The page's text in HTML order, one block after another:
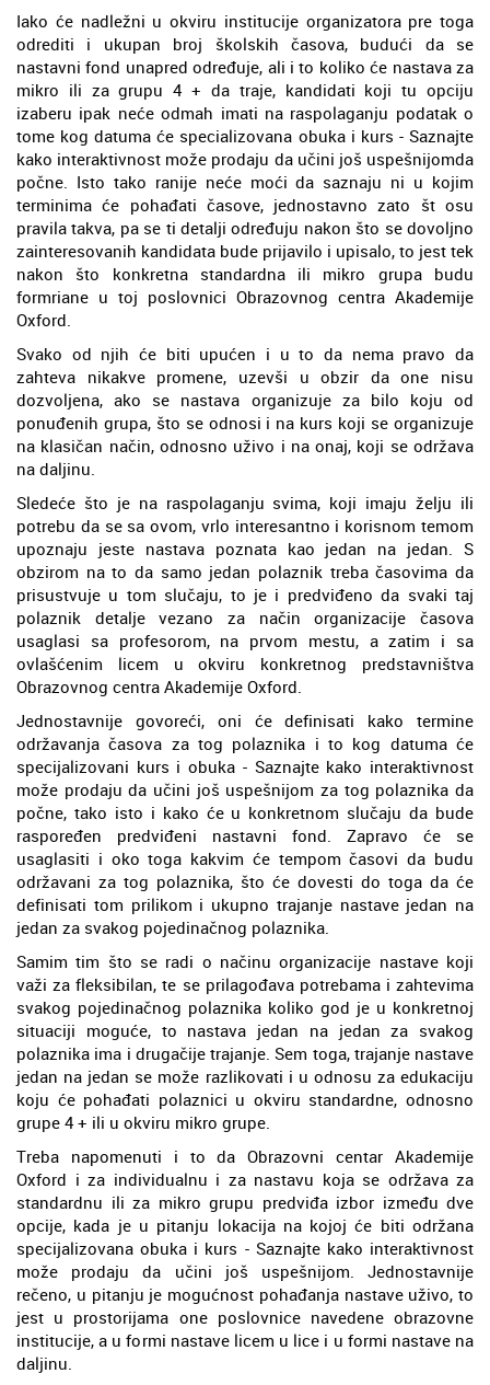
Iako će nadležni u okviru institucije organizatora pre toga
odrediti i ukupan broj školskih časova, budući da se
nastavni fond unapred određuje, ali i to koliko će nastava za
mikro ili za grupu 4 + da traje, kandidati koji tu opciju
izaberu ipak neće odmah imati na raspolaganju podatak o
tome kog datuma će specializovana obuka i kurs - Saznajte
kako interaktivnost može prodaju da učini još uspešnijomda
počne. Isto tako ranije neće moći da saznaju ni u kojim
terminima će pohađati časove, jednostavno zato št osu
pravila takva, pa se ti detalji određuju nakon što se dovoljno
zainteresovanih kandidata bude prijavilo i upisalo, to jest tek
nakon što konkretna standardna ili mikro grupa budu
formriane u toj poslovnici Obrazovnog centra Akademije
Oxford.
Svako od njih će biti upućen i u to da nema pravo da
zahteva nikakve promene, uzevši u obzir da one nisu
dozvoljena, ako se nastava organizuje za bilo koju od
ponuđenih grupa, što se odnosi i na kurs koji se organizuje
na klasičan način, odnosno uživo i na onaj, koji se održava
na daljinu.
Sledeće što je na raspolaganju svima, koji imaju želju ili
potrebu da se sa ovom, vrlo interesantno i korisnom temom
upoznaju jeste nastava poznata kao jedan na jedan. S
obzirom na to da samo jedan polaznik treba časovima da
prisustvuje u tom slučaju, to je i predviđeno da svaki taj
polaznik detalje vezano za način organizacije časova
usaglasi sa profesorom, na prvom mestu, a zatim i sa
ovlašćenim licem u okviru konkretnog predstavništva
Obrazovnog centra Akademije Oxford.
Jednostavnije govoreći, oni će definisati kako termine
održavanja časova za tog polaznika i to kog datuma će
specijalizovani kurs i obuka - Saznajte kako interaktivnost
može prodaju da učini još uspešnijom za tog polaznika da
počne, tako isto i kako će u konkretnom slučaju da bude
raspoređen predviđeni nastavni fond. Zapravo će se
usaglasiti i oko toga kakvim će tempom časovi da budu
održavani za tog polaznika, što će dovesti do toga da će
definisati tom prilikom i ukupno trajanje nastave jedan na
jedan za svakog pojedinačnog polaznika.
Samim tim što se radi o načinu organizacije nastave koji
važi za fleksibilan, te se prilagođava potrebama i zahtevima
svakog pojedinačnog polaznika koliko god je u konkretnoj
situaciji moguće, to nastava jedan na jedan za svakog
polaznika ima i drugačije trajanje. Sem toga, trajanje nastave
jedan na jedan se može razlikovati i u odnosu za edukaciju
koju će pohađati polaznici u okviru standardne, odnosno
grupe 4 + ili u okviru mikro grupe.
Treba napomenuti i to da Obrazovni centar Akademije
Oxford i za individualnu i za nastavu koja se održava za
standardnu ili za mikro grupu predviđa izbor između dve
opcije, kada je u pitanju lokacija na kojoj će biti održana
specijalizovana obuka i kurs - Saznajte kako interaktivnost
može prodaju da učini još uspešnijom. Jednostavnije
rečeno, u pitanju je mogućnost pohađanja nastave uživo, to
jest u prostorijama one poslovnice navedene obrazovne
institucije, a u formi nastave licem u lice i u formi nastave na
daljinu.